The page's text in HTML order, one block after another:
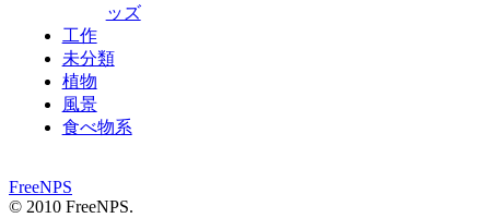
ッズ
工作
未分類
植物
風景
食べ物系
FreeNPS
© 2010 FreeNPS.